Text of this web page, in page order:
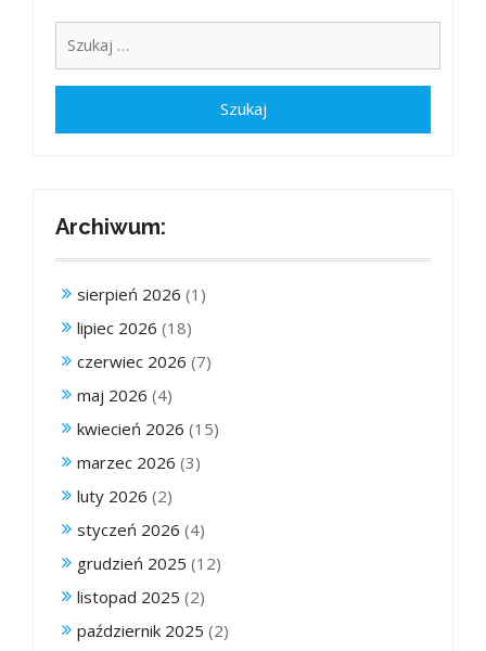
Archiwum:
sierpień 2026 (1)
lipiec 2026 (18)
czerwiec 2026 (7)
maj 2026 (4)
kwiecień 2026 (15)
marzec 2026 (3)
luty 2026 (2)
styczeń 2026 (4)
grudzień 2025 (12)
listopad 2025 (2)
październik 2025 (2)